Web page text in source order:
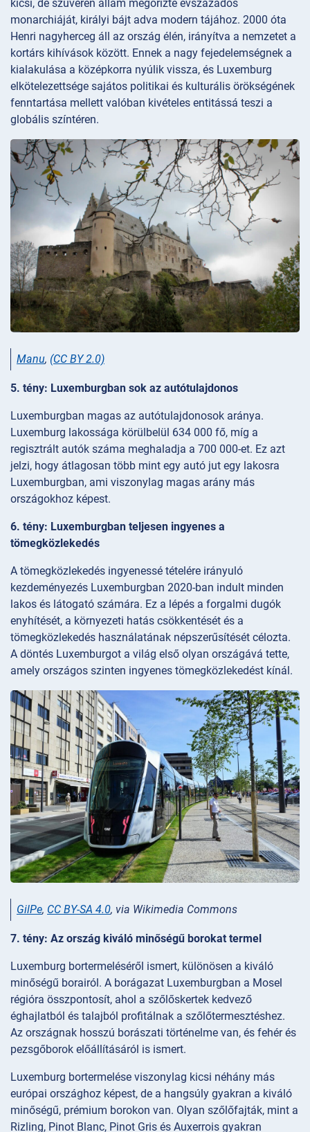
kicsi, de szuverén állam megőrizte évszázados
monarchiáját, királyi bájt adva modern tájához. 2000 óta
Henri nagyherceg áll az ország élén, irányítva a nemzetet a
kortárs kihívások között. Ennek a nagy fejedelemségnek a
kialakulása a középkorra nyúlik vissza, és Luxemburg
elkötelezettsége sajátos politikai és kulturális örökségének
fenntartása mellett valóban kivételes entitássá teszi a
globális színtéren.
Manu, (CC BY 2.0)
5. tény: Luxemburgban sok az autótulajdonos
Luxemburgban magas az autótulajdonosok aránya.
Luxemburg lakossága körülbelül 634 000 fő, míg a
regisztrált autók száma meghaladja a 700 000-et. Ez azt
jelzi, hogy átlagosan több mint egy autó jut egy lakosra
Luxemburgban, ami viszonylag magas arány más
országokhoz képest.
6. tény: Luxemburgban teljesen ingyenes a
tömegközlekedés
A tömegközlekedés ingyenessé tételére irányuló
kezdeményezés Luxemburgban 2020-ban indult minden
lakos és látogató számára. Ez a lépés a forgalmi dugók
enyhítését, a környezeti hatás csökkentését és a
tömegközlekedés használatának népszerűsítését célozta.
A döntés Luxemburgot a világ első olyan országává tette,
amely országos szinten ingyenes tömegközlekedést kínál.
GilPe, CC BY-SA 4.0, via Wikimedia Commons
7. tény: Az ország kiváló minőségű borokat termel
Luxemburg bortermeléséről ismert, különösen a kiváló
minőségű borairól. A borágazat Luxemburgban a Mosel
régióra összpontosít, ahol a szőlőskertek kedvező
éghajlatból és talajból profitálnak a szőlőtermesztéshez.
Az országnak hosszú borászati történelme van, és fehér és
pezsgőborok előállításáról is ismert.
Luxemburg bortermelése viszonylag kicsi néhány más
európai országhoz képest, de a hangsúly gyakran a kiváló
minőségű, prémium borokon van. Olyan szőlőfajták, mint a
Rizling, Pinot Blanc, Pinot Gris és Auxerrois gyakran